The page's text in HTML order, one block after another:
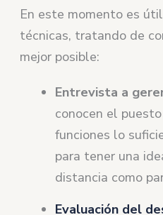
En este momento es
técnicas, tratando de
mejor posible:
Entrevista a
conocen el
funciones lo
para tener una
distancia como
Evaluación del